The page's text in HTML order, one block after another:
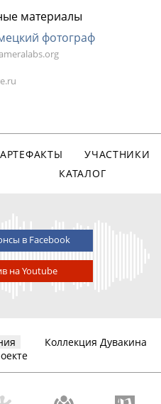
материалы
фотограф
АРТЕФАКТЫ
УЧАСТНИКИ
КАТАЛОГ
в Facebook
на Youtube
Коллекция Дувакина